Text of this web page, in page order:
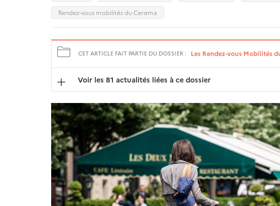
Rendez-vous mobilités du Cerema
CET ARTICLE FAIT PARTIE DU DOSSIER : Les Rendez-vous Mobilités
Voir les 81 actualités liées à ce dossier